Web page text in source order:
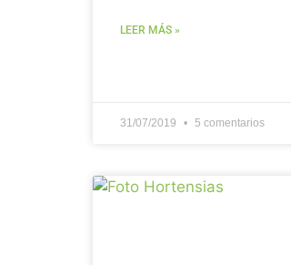
LEER MÁS »
31/07/2019 5 comentarios